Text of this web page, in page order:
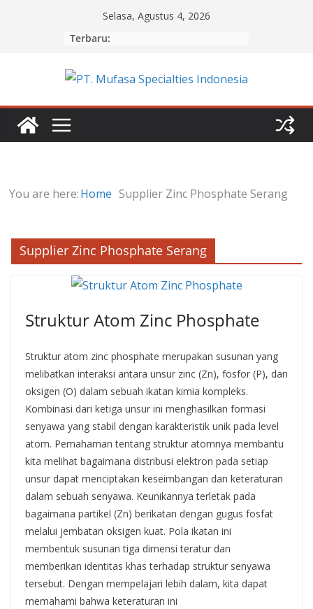
Selasa, Agustus 4, 2026
Terbaru:
You are here:Home Supplier Zinc Phosphate Serang
Supplier Zinc Phosphate Serang
Struktur Atom Zinc Phosphate
Struktur atom zinc phosphate merupakan susunan yang
melibatkan interaksi antara unsur zinc (Zn), fosfor (P), dan
oksigen (O) dalam sebuah ikatan kimia kompleks.
Kombinasi dari ketiga unsur ini menghasilkan formasi
senyawa yang stabil dengan karakteristik unik pada level
atom. Pemahaman tentang struktur atomnya membantu
kita melihat bagaimana distribusi elektron pada setiap
unsur dapat menciptakan keseimbangan dan keteraturan
dalam sebuah senyawa. Keunikannya terletak pada
bagaimana partikel (Zn) berikatan dengan gugus fosfat
melalui jembatan oksigen kuat. Pola ikatan ini
membentuk susunan tiga dimensi teratur dan
memberikan identitas khas terhadap struktur senyawa
tersebut. Dengan mempelajari lebih dalam, kita dapat
memahami bahwa keteraturan ini